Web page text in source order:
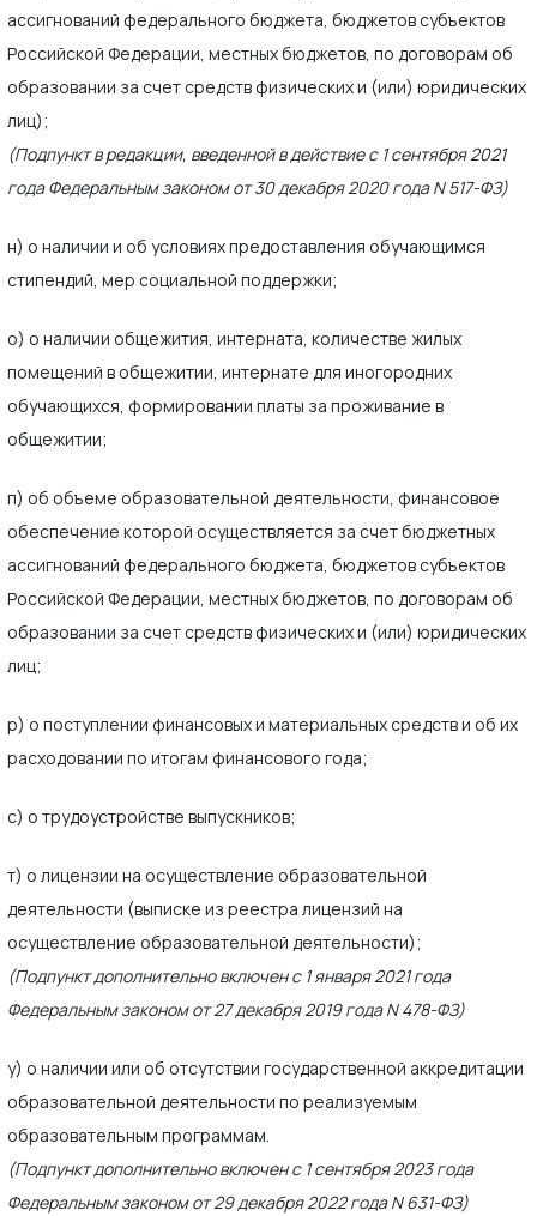
ассигнований федерального бюджета, бюджетов субъектов
Российской Федерации, местных бюджетов, по договорам об
образовании за счет средств физических и (или) юридических
лиц);
(Подпункт в редакции, введенной в действие с 1 сентября 2021
года Федеральным законом от 30 декабря 2020 года N 517-ФЗ)
н) о наличии и об условиях предоставления обучающимся
стипендий, мер социальной поддержки;
о) о наличии общежития, интерната, количестве жилых
помещений в общежитии, интернате для иногородних
обучающихся, формировании платы за проживание в
общежитии;
п) об объеме образовательной деятельности, финансовое
обеспечение которой осуществляется за счет бюджетных
ассигнований федерального бюджета, бюджетов субъектов
Российской Федерации, местных бюджетов, по договорам об
образовании за счет средств физических и (или) юридических
лиц;
р) о поступлении финансовых и материальных средств и об их
расходовании по итогам финансового года;
с) о трудоустройстве выпускников;
т) о лицензии на осуществление образовательной
деятельности (выписке из реестра лицензий на
осуществление образовательной деятельности);
(Подпункт дополнительно включен с 1 января 2021 года
Федеральным законом от 27 декабря 2019 года N 478-ФЗ)
у) о наличии или об отсутствии государственной аккредитации
образовательной деятельности по реализуемым
образовательным программам.
(Подпункт дополнительно включен с 1 сентября 2023 года
Федеральным законом от 29 декабря 2022 года N 631-ФЗ)